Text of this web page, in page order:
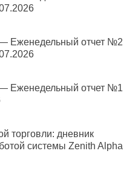
Еженедельный отчет №2
Еженедельный отчет №1
торговли: дневник
системы Zenith Alpha